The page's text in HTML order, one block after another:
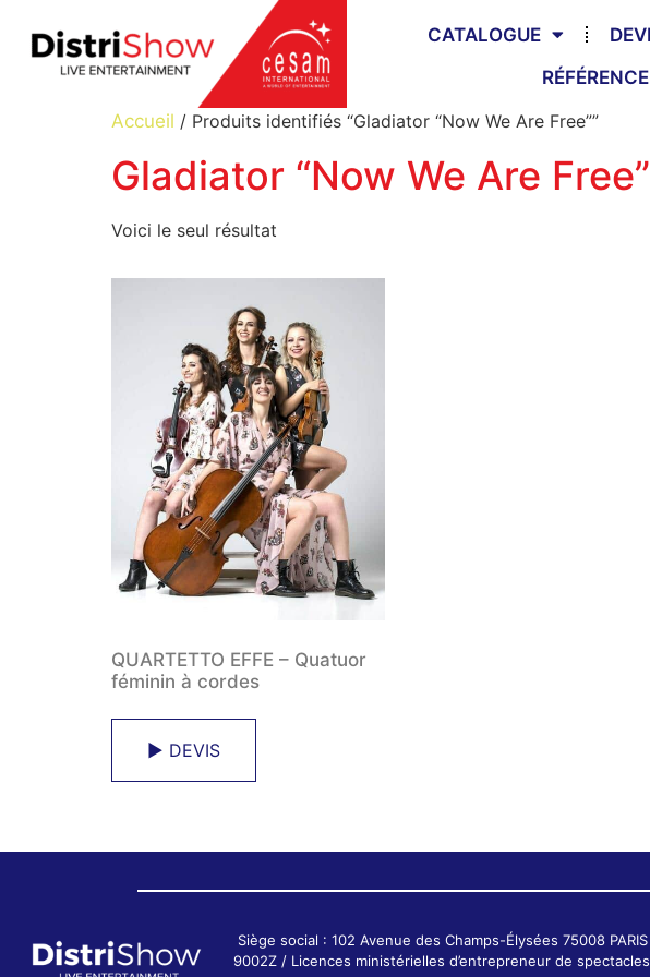
CATALOGUE
Accueil / Produits identifiés “Gladiator “Now We Are Free””
Gladiator “Now We Are Free”
Voici le seul résultat
QUARTETTO EFFE – Quatuor
féminin à cordes
► DEVIS
Siège social : 102 Avenue des Champs-Élysées 75008
9002Z / Licences ministérielles d’entrepreneur de